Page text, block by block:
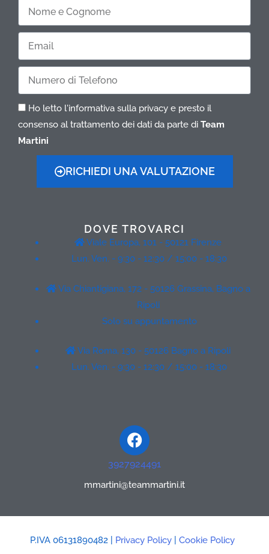
e
Cognome
Ho letto l'informativa sulla privacy e presto il
consenso al trattamento dei dati da parte di Team
Martini
RICHIEDI UNA VALUTAZIONE
DOVE TROVARCI
Viale Europa, 101 - 50121 Firenze
Lun. Ven. - 9:30 - 12:30 / 15:00 - 18:30
Via Chiantigiana, 172 - 50126 Grassina, Bagno a
Ripoli
Solo su appuntamento
Via Roma, 130 - 50126 Bagno a Ripoli
Lun. Ven. - 9:30 - 12:30 / 15:00 - 18:30
Facebook
3927924491
mmartini@teammartini.it
P.IVA 06131890482 | Privacy Policy| Cookie Policy